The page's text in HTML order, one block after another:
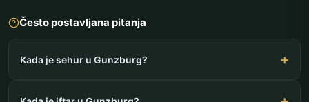
Često postavljana pitanja
Kada je sehur u Gunzburg?